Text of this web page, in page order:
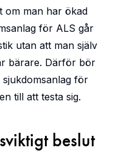
om man har ökad
för ALS går
utan att man själv
bärare. Därför bör
för
till att testa sig.
beslut